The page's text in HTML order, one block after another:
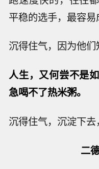
平稳的选手，最容易
沉得住气，因为他们
人生，又何尝不是
急喝不了热米粥。
沉得住气，沉淀下去
二